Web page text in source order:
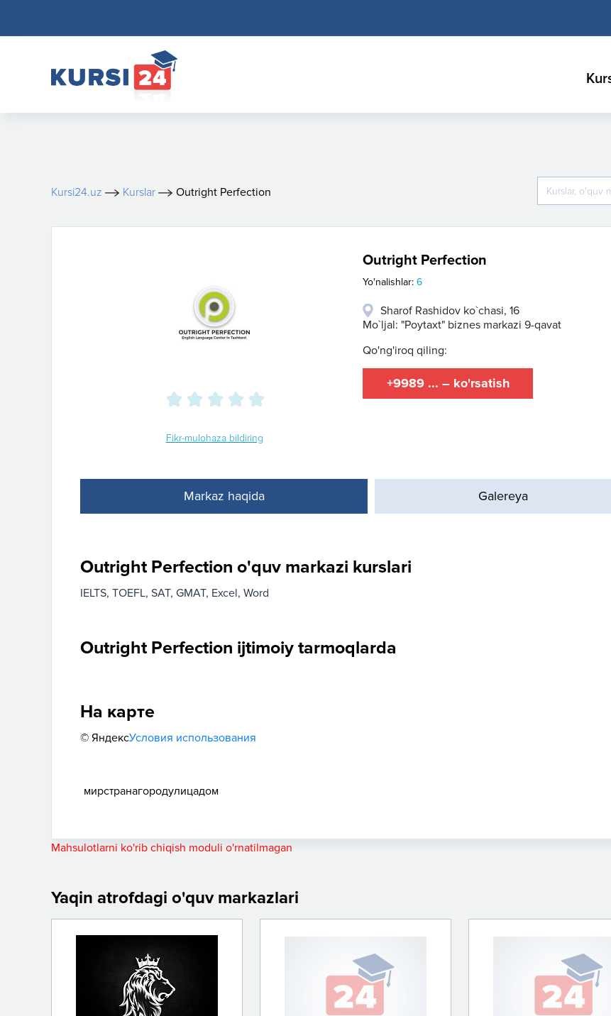
Kursi24.uz Kurslar Outright Perfection
Fikr-mulohaza bildiring
Outright Perfection
Yo'nalishlar: 6
Sharof Rashidov ko`chasi, 16
Mo`ljal: "Poytaxt" biznes markazi 9-qavat
Qo'ng'iroq qiling:
+9989 ... – ko'rsatish
Markaz haqida Galereya
Outright Perfection o'quv markazi kurslari
IELTS TOEFL SAT GMAT Excel Word
Outright Perfection ijtimoiy tarmoqlarda
На карте
© ЯндексУсловия использования
мирстранагородулицадом
Mahsulotlarni ko'rib chiqish moduli o'rnatilmagan
Yaqin atrofdagi o'quv markazlari